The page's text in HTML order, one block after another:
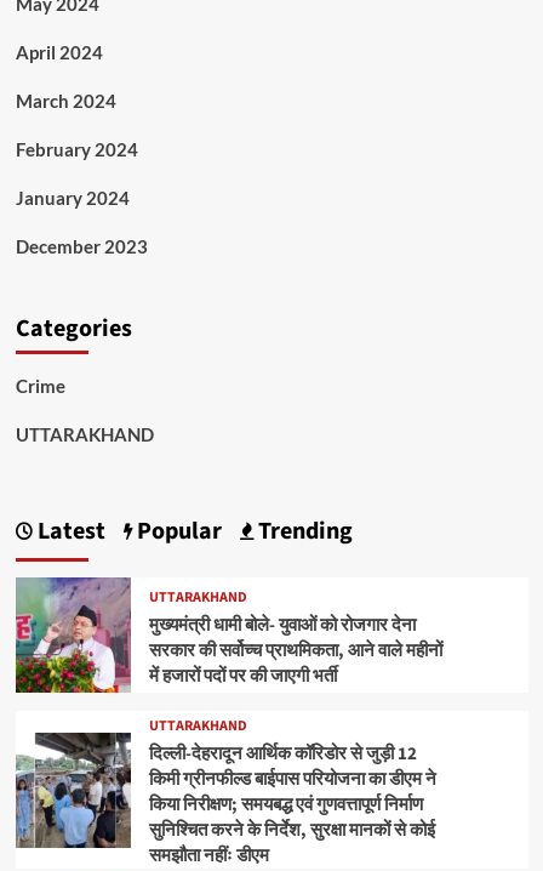
April 2024
March 2024
February 2024
January 2024
December 2023
Categories
Crime
UTTARAKHAND
Latest Popular Trending
UTTARAKHAND
मुख्यमंत्री धामी बोले- युवाओं को रोजगार देना
सरकार की सर्वोच्च प्राथमिकता, आने वाले महीनों
में हजारों पदों पर की जाएगी भर्ती
UTTARAKHAND
दिल्ली-देहरादून आर्थिक कॉरिडोर से जुड़ी 12
किमी ग्रीनफील्ड बाईपास परियोजना का डीएम ने
किया निरीक्षण; समयबद्ध एवं गुणवत्तापूर्ण निर्माण
सुनिश्चित करने के निर्देश, सुरक्षा मानकों से कोई
समझौता नहींः डीएम